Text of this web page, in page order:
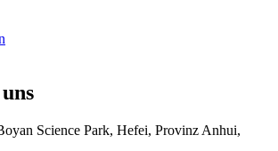
Science Park, Hefei, Provinz Anhui,